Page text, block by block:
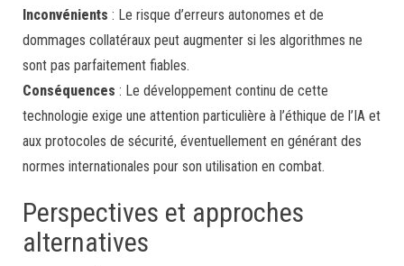
Inconvénients : Le risque d’erreurs autonomes et de
dommages collatéraux peut augmenter si les algorithmes ne
sont pas parfaitement fiables.
Conséquences : Le développement continu de cette
technologie exige une attention particulière à l’éthique de l’IA et
aux protocoles de sécurité, éventuellement en générant des
normes internationales pour son utilisation en combat.
Perspectives et approches
alternatives